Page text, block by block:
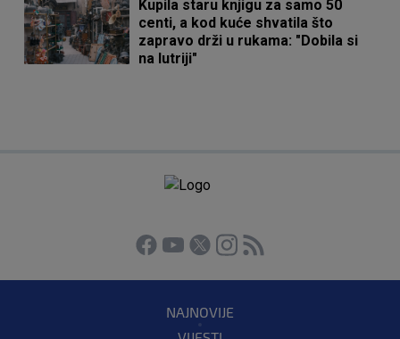
Kupila staru knjigu za samo 50
centi, a kod kuće shvatila što
zapravo drži u rukama: "Dobila si
na lutriji"
NAJNOVIJE